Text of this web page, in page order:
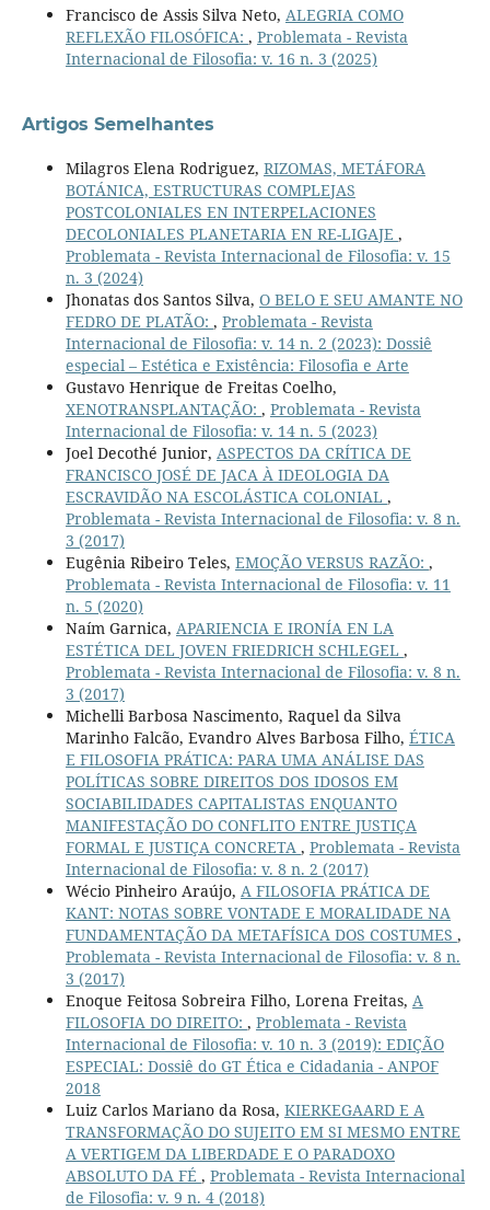
Francisco de Assis Silva Neto, ALEGRIA COMO
REFLEXÃO FILOSÓFICA: , Problemata - Revista
Internacional de Filosofia: v. 16 n. 3 (2025)
Artigos Semelhantes
Milagros Elena Rodriguez, RIZOMAS, METÁFORA
BOTÁNICA, ESTRUCTURAS COMPLEJAS
POSTCOLONIALES EN INTERPELACIONES
DECOLONIALES PLANETARIA EN RE-LIGAJE ,
Problemata - Revista Internacional de Filosofia: v. 15
n. 3 (2024)
Jhonatas dos Santos Silva, O BELO E SEU AMANTE NO
FEDRO DE PLATÃO: , Problemata - Revista
Internacional de Filosofia: v. 14 n. 2 (2023): Dossiê
especial – Estética e Existência: Filosofia e Arte
Gustavo Henrique de Freitas Coelho,
XENOTRANSPLANTAÇÃO: , Problemata - Revista
Internacional de Filosofia: v. 14 n. 5 (2023)
Joel Decothé Junior, ASPECTOS DA CRÍTICA DE
FRANCISCO JOSÉ DE JACA À IDEOLOGIA DA
ESCRAVIDÃO NA ESCOLÁSTICA COLONIAL ,
Problemata - Revista Internacional de Filosofia: v. 8 n.
3 (2017)
Eugênia Ribeiro Teles, EMOÇÃO VERSUS RAZÃO: ,
Problemata - Revista Internacional de Filosofia: v. 11
n. 5 (2020)
Naím Garnica, APARIENCIA E IRONÍA EN LA
ESTÉTICA DEL JOVEN FRIEDRICH SCHLEGEL ,
Problemata - Revista Internacional de Filosofia: v. 8 n.
3 (2017)
Michelli Barbosa Nascimento, Raquel da Silva
Marinho Falcão, Evandro Alves Barbosa Filho, ÉTICA
E FILOSOFIA PRÁTICA: PARA UMA ANÁLISE DAS
POLÍTICAS SOBRE DIREITOS DOS IDOSOS EM
SOCIABILIDADES CAPITALISTAS ENQUANTO
MANIFESTAÇÃO DO CONFLITO ENTRE JUSTIÇA
FORMAL E JUSTIÇA CONCRETA , Problemata - Revista
Internacional de Filosofia: v. 8 n. 2 (2017)
Wécio Pinheiro Araújo, A FILOSOFIA PRÁTICA DE
KANT: NOTAS SOBRE VONTADE E MORALIDADE NA
FUNDAMENTAÇÃO DA METAFÍSICA DOS COSTUMES ,
Problemata - Revista Internacional de Filosofia: v. 8 n.
3 (2017)
Enoque Feitosa Sobreira Filho, Lorena Freitas, A
FILOSOFIA DO DIREITO: , Problemata - Revista
Internacional de Filosofia: v. 10 n. 3 (2019): EDIÇÃO
ESPECIAL: Dossiê do GT Ética e Cidadania - ANPOF
2018
Luiz Carlos Mariano da Rosa, KIERKEGAARD E A
TRANSFORMAÇÃO DO SUJEITO EM SI MESMO ENTRE
A VERTIGEM DA LIBERDADE E O PARADOXO
ABSOLUTO DA FÉ , Problemata - Revista Internacional
de Filosofia: v. 9 n. 4 (2018)